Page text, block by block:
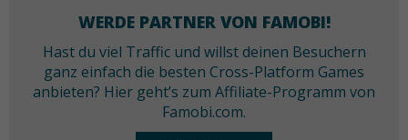
WERDE PARTNER VON FAMOBI!
Hast du viel Traffic und willst deinen Besuchern
ganz einfach die besten Cross-Platform Games
anbieten? Hier geht’s zum Affiliate-Programm von
Famobi.com.